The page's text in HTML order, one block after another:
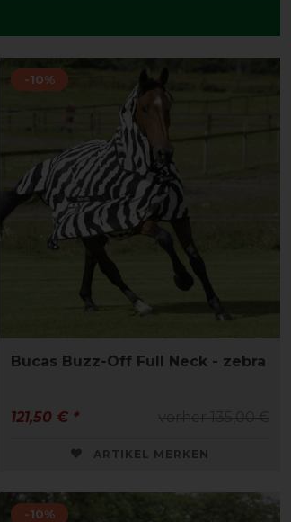
-10%
Bucas Buzz-Off Full Neck - zebra
121,50 € *
ARTIKEL MERKEN
-10%